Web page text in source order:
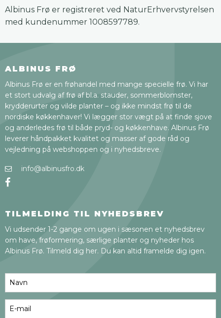
Albinus Frø er registreret ved NaturErhvervstyrelsen
med kundenummer 1008597789.
ALBINUS FRØ
Albinus Frø er en frøhandel med mange specielle frø. Vi har
et stort udvalg af frø af bl.a. stauder, sommerblomster,
krydderurter og vilde planter – og ikke mindst frø til de
nordiske køkkenhaver! Vi lægger stor vægt på at finde sjove
og anderledes frø til både pryd- og køkkenhave. Albinus Frø
leverer håndpakket kvalitet og masser af gode råd og
vejledning på webshoppen og i nyhedsbreve.
info@albinusfro.dk
TILMELDING TIL NYHEDSBREV
Vi udsender 1-2 gange om ugen i sæsonen et nyhedsbrev
om have, frøformering, særlige planter og nyheder hos
Albinus Frø. Tilmeld dig her. Du kan altid framelde dig igen.